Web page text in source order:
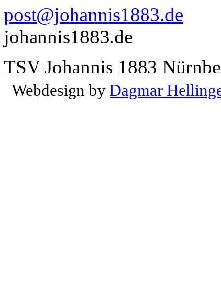
post@johannis1883.de
johannis1883.de
TSV Johannis 1883
Webdesign by Dagmar